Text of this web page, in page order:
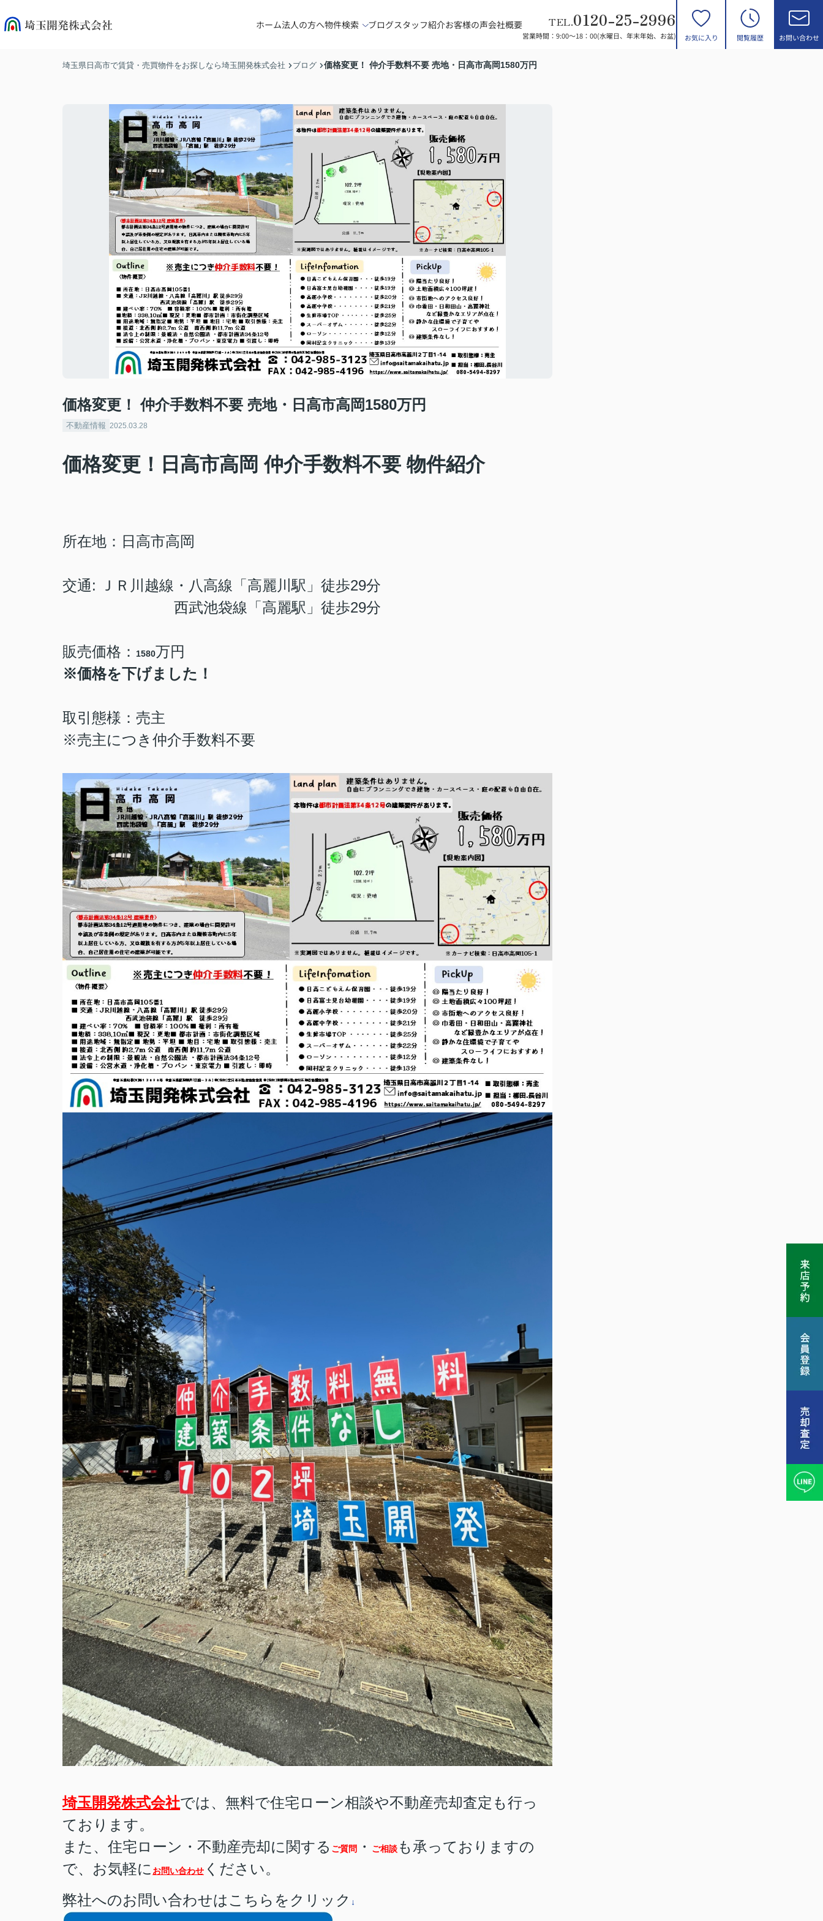
ホーム法人の方へ物件検索 ブログスタッフ紹介お客様の声会社概要 TEL.0120-25-2996
営業時間：9:00～18：00(水曜日、年末年始、お盆) お気に入り 閲覧履歴 お問い合わせ
埼玉県日高市で賃貸・売買物件をお探しなら埼玉開発株式会社 ブログ 価格変更！ 仲介手数料不要 売地・日高市高岡1580万円
価格変更！ 仲介手数料不要 売地・日高市高岡1580万円
不動産情報 2025.03.28
価格変更！日高市高岡 仲介手数料不要 物件紹介
所在地：日高市高岡
交通: ＪＲ川越線・八高線 「高麗川駅」徒歩29分
西武池袋線「高麗駅」徒歩29分
販売価格： 1580万円
※価格を下げました！
取引態様：売主
※売主につき仲介手数料不要
埼玉開発株式会社では、無料で住宅ローン相談や不動産売却査定も行っ
ております。
また、住宅ローン・不動産売却に関する ご質問 ・ ご相談 も承っておりますの
で、お気軽に お問い合わせ ください。
弊社へのお問い合わせはこちらをクリック ↓